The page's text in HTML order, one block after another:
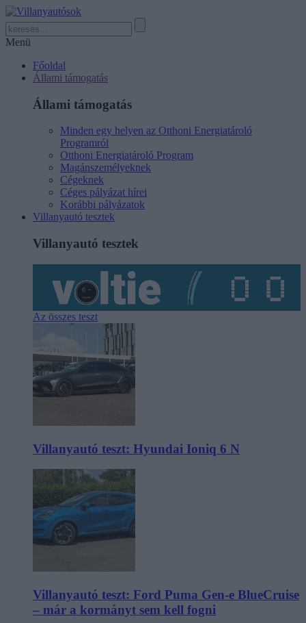
Menü
Főoldal
Állami támogatás
Állami támogatás
Minden egy helyen az Otthoni Energiatároló
Programról
Otthoni Energiatároló Program
Magánszemélyeknek
Cégeknek
Céges pályázat hírei
Korábbi pályázatok
Villanyautó tesztek
Villanyautó tesztek
Az összes teszt
Villanyautó teszt: Hyundai Ioniq 6 N
Villanyautó teszt: Ford Puma Gen-e BlueCruise
– már a kormányt sem kell fogni